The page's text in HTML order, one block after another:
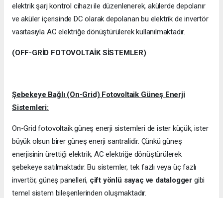
elektrik şarj kontrol cihazı ile düzenlenerek, akülerde depolanır
ve aküler içerisinde DC olarak depolanan bu elektrik de invertör
vasıtasıyla AC elektriğe dönüştürülerek kullanılmaktadır.
(OFF-GRİD FOTOVOLTAİK SİSTEMLER)
Şebekeye Bağlı (On-Grid) Fotovoltaik Güneş Enerji
Sistemleri:
On-Grid fotovoltaik güneş enerji sistemleri de ister küçük, ister
büyük olsun birer güneş enerji santralidir. Çünkü güneş
enerjisinin ürettiği elektrik, AC elektriğe dönüştürülerek
şebekeye satılmaktadır. Bu sistemler, tek fazlı veya üç fazlı
invertör, güneş panelleri, çift yönlü sayaç ve datalogger gibi
temel sistem bileşenlerinden oluşmaktadır.